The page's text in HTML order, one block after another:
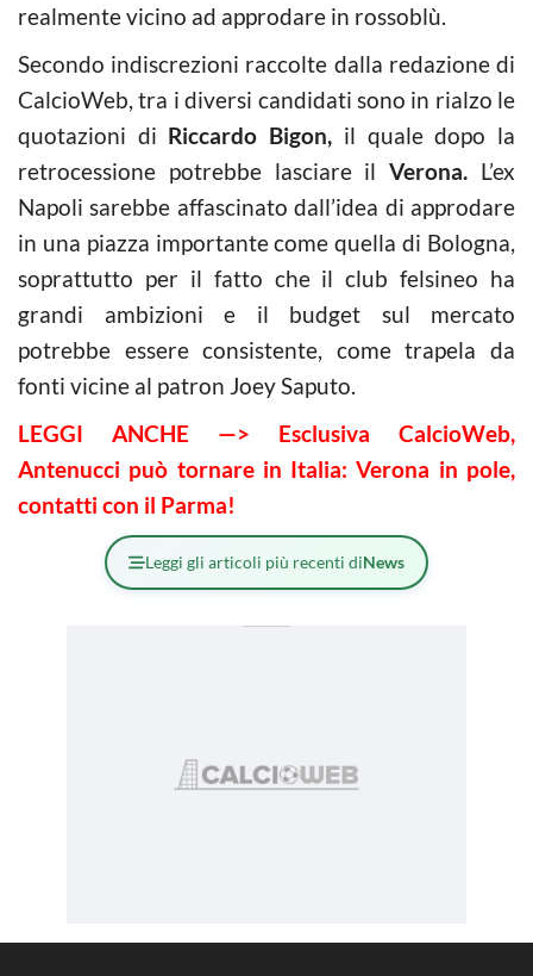
realmente vicino ad approdare in rossoblù.
Secondo indiscrezioni raccolte dalla redazione di
CalcioWeb, tra i diversi candidati sono in rialzo le
quotazioni di Riccardo Bigon, il quale dopo la
retrocessione potrebbe lasciare ilVerona. L’ex
Napoli sarebbe affascinato dall’idea di approdare
in una piazza importante come quella di Bologna,
soprattutto per il fatto che il club felsineo ha
grandi ambizioni e il budget sul mercato
potrebbe essere consistente, come trapela da
fonti vicine al patron Joey Saputo.
LEGGI ANCHE —> Esclusiva CalcioWeb,
Antenucci può tornare in Italia: Verona in pole,
contatti con il Parma!
Leggi gli articoli più recenti diNews